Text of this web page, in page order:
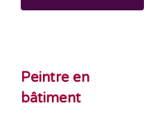
Peintre en
bâtiment